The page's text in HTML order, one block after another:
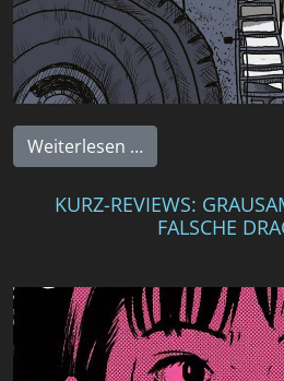
Weiterlesen …
KURZ-REVIEWS:
FALSCHE